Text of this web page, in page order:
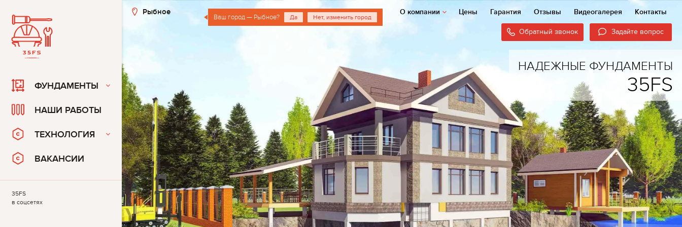
Рыбное
Ваш город — Рыбное? Да Нет, изменить город
О компании Цены Гарантия Отзывы Видеогалерея Контакты
Обратный звонок Задайте вопрос
НАДЕЖНЫЕ ФУНДАМЕНТЫ
35FS
ФУНДАМЕНТЫ
НАШИ РАБОТЫ
ТЕХНОЛОГИЯ
ВАКАНСИИ
35FS
в соцсетях